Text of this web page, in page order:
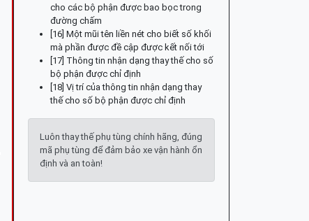
cho các bộ phận được bao bọc trong
đường chấm
[16] Một mũi tên liền nét cho biết số khối
mà phần được đề cập được kết nối tới
[17] Thông tin nhận dạng thay thế cho số
bộ phận được chỉ định
[18] Vị trí của thông tin nhận dạng thay
thế cho số bộ phận được chỉ định
Luôn thay thế phụ tùng chính hãng, đúng
mã phụ tùng để đảm bảo xe vận hành ổn
định và an toàn!